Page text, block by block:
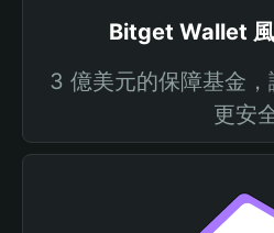
Bitget Wallet
3 億美元的保障基金
更安